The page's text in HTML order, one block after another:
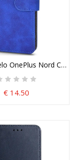
OnePlus Nord CE
€ 14.50